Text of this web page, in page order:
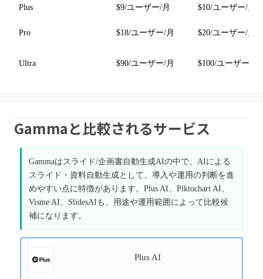
Plus $9/ユーザー/月 $10/ユーザー/月
Pro $18/ユーザー/月 $20/ユーザー/月
Ultra $90/ユーザー/月 $100/ユーザー/月
Gammaと比較されるサービス
Gammaはスライド/企画書自動生成AIの中で、AIによる
スライド・資料自動生成として、導入や運用の判断を進
めやすい点に特徴があります。Plus AI、Piktochart AI、
Visme AI、SlidesAIも、用途や運用範囲によって比較候
補になります。
Plus AI